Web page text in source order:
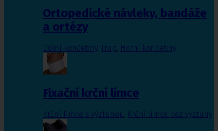
Ortopedické návleky, bandáže
a ortézy
Dolní končetiny, Trup, Horní končetiny
Fixační krční límce
Krční límce s výztuhou Krční límce bez výztuhy